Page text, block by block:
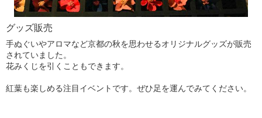
グッズ販売
手ぬぐいやアロマなど京都の秋を思わせるオリジナルグッズが販売
されていました。
花みくじを引くこともできます。
紅葉も楽しめる注目イベントです。ぜひ足を運んでみてください。